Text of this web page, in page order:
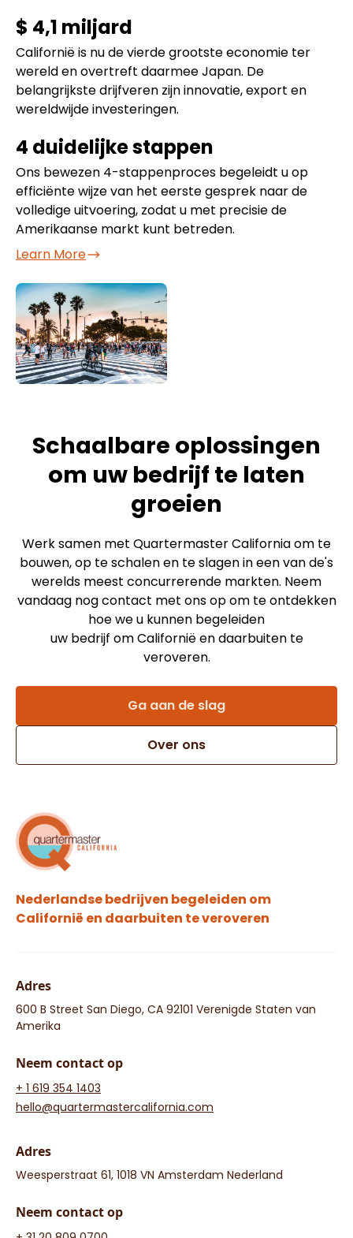
$ 4,1 miljard
Californië is nu de vierde grootste economie ter
wereld en overtreft daarmee Japan. De
belangrijkste drijfveren zijn innovatie, export en
wereldwijde investeringen.
4 duidelijke stappen
Ons bewezen 4-stappenproces begeleidt u op
efficiënte wijze van het eerste gesprek naar de
volledige uitvoering, zodat u met precisie de
Amerikaanse markt kunt betreden.
Learn More
Schaalbare oplossingen
om uw bedrijf te laten
groeien
Werk samen met Quartermaster California om te
bouwen, op te schalen en te slagen in een van de's
werelds meest concurrerende markten. Neem
vandaag nog contact met ons op om te ontdekken
hoe we u kunnen begeleiden
uw bedrijf om Californië en daarbuiten te
veroveren.
Ga aan de slag
Over ons
Nederlandse bedrijven begeleiden om
Californië en daarbuiten te veroveren
Adres
600 B Street San Diego, CA 92101 Verenigde Staten van
Amerika
Neem contact op
+ 1 619 354 1403
hello@quartermastercalifornia.com
Adres
Weesperstraat 61, 1018 VN Amsterdam Nederland
Neem contact op